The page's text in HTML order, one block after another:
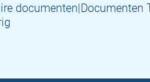
documenten|Documenten